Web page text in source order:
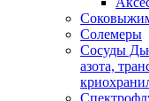
Солемеры
Сосуды
азота,